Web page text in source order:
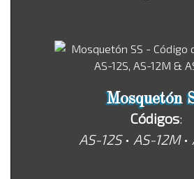
Mosquetón
Códigos:
AS-12S• AS-12M•